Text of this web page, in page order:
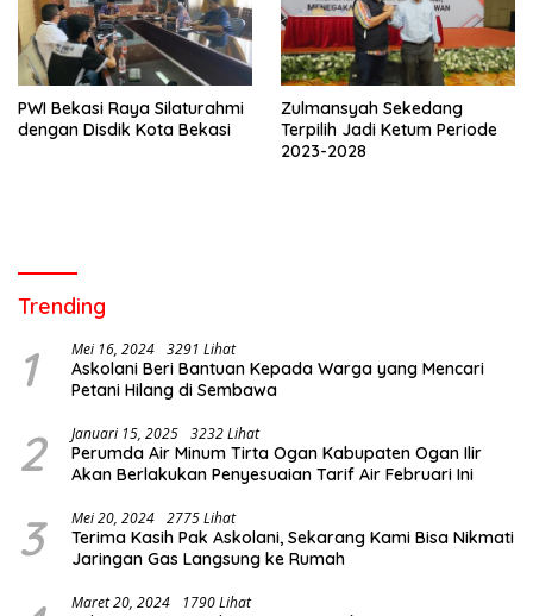
PWI Bekasi Raya Silaturahmi
dengan Disdik Kota Bekasi
Zulmansyah Sekedang
Terpilih Jadi Ketum Periode
2023-2028
Trending
1 Mei 16, 2024 3291 Lihat
Askolani Beri Bantuan Kepada Warga yang Mencari
Petani Hilang di Sembawa
2 Januari 15, 2025 3232 Lihat
Perumda Air Minum Tirta Ogan Kabupaten Ogan Ilir
Akan Berlakukan Penyesuaian Tarif Air Februari Ini
3 Mei 20, 2024 2775 Lihat
Terima Kasih Pak Askolani, Sekarang Kami Bisa Nikmati
Jaringan Gas Langsung ke Rumah
Maret 20, 2024 1790 Lihat